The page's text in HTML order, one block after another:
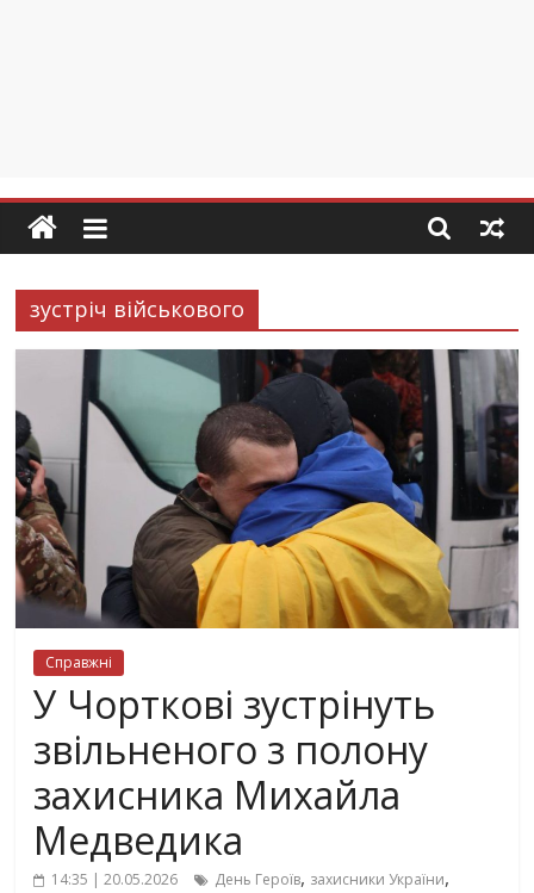
зустріч військового
Справжні
У Чорткові зустрінуть
звільненого з полону
захисника Михайла
Медведика
14:35 | 20.05.2026 День Героїв, захисники України,